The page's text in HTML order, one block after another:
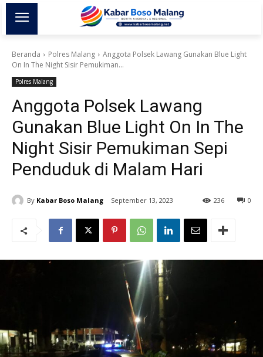
Beranda Polres Malang
Anggota Polsek Lawang Gunakan Blue Light
On In The Night Sisir Pemukiman...
Polres Malang
Anggota Polsek Lawang
Gunakan Blue Light On In The
Night Sisir Pemukiman Sepi
Penduduk di Malam Hari
By Kabar Boso Malang September 13, 2023 0
236